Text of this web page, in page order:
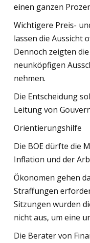
einen ganzen
Wichtigere Preis-
lassen die Aussicht
Dennoch zeigten
neunköpfigen
nehmen.
Die Entscheidung
Leitung von
Orientierungshilfe
Die BOE dürfte die
Inflation und der
Ökonomen gehen
Straffungen
Sitzungen wurden
nicht aus, um eine
Die Berater von